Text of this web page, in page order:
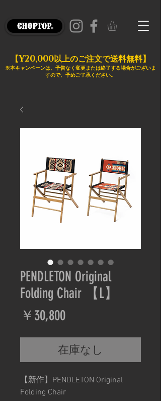
【¥20,000以上のご注文で送料無料】
※本キャンペーンは、予告なく変更または終了する場合がございま
すので、予めご了承ください。
PENDLETON Original
Folding Chair 【L】
￥30,800価
格
在庫なし
【新作】PENDLETON Original
Folding Chair